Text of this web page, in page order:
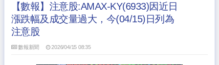
【數報】注意股:AMAX-KY(6933)因近日
漲跌幅及成交量過大，今(04/15)日列為
注意股
數報新聞 2026/04/15 08:35